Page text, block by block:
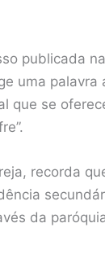
publicada
uma
que se
recorda
da